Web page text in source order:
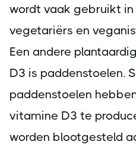
wordt vaak gebruikt
vegetariërs en
Een andere
D3 is paddenstoelen.
paddenstoelen
vitamine D3 te
worden blootgesteld